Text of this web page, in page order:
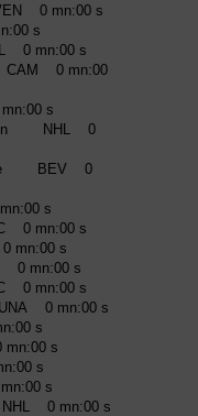
0 mn:00 s
s
0 mn:00 s
0 mn:00
s
NHL 0
BEV 0
s
0 mn:00 s
mn:00 s
0 mn:00 s
0 mn:00 s
0 mn:00 s
s
s
s
s
0 mn:00 s